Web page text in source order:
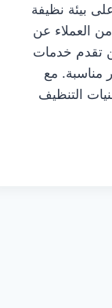
بيئة نظيفة
العملاء عن
تقدم خدمات
مناسبة. مع
التنظيف